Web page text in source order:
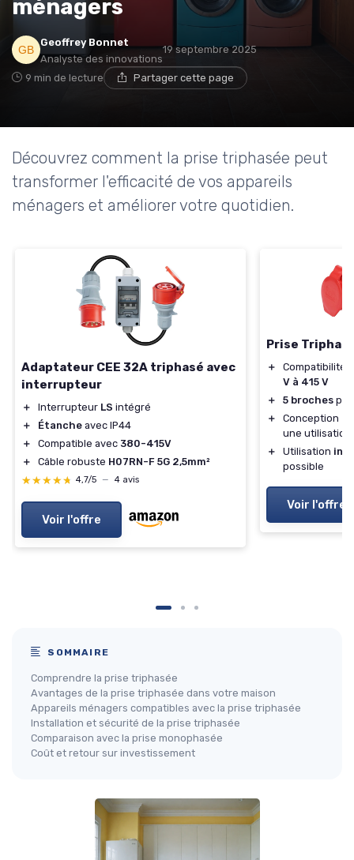
ménagers
Geoffrey Bonnet
Analyste des innovations
19 septembre 2025
9 min de lecture Partager cette page
Découvrez comment la prise triphasée peut
transformer l'efficacité de vos appareils
ménagers et améliorer votre quotidien.
Adaptateur CEE 32A triphasé avec
interrupteur
＋ Interrupteur LS intégré
＋
Étanche avec IP44
＋
Compatible avec 380-415V
＋
Câble robuste H07RN-F 5G 2,5mm²
★★★★★
★★★★★ 4,7/5 — 4 avis
Voir l'offre
Prise
＋
Compatibilité
V à 415 V
＋
5 broches
＋
Conception
une
＋
Utilisation
possible
Voir l'offre
SOMMAIRE
Comprendre la prise triphasée
Avantages de la prise triphasée dans votre maison
Appareils ménagers compatibles avec la prise triphasée
Installation et sécurité de la prise triphasée
Comparaison avec la prise monophasée
Coût et retour sur investissement
* En m'inscrivant, j'accepte de recevoir la newsletter
d'Appareils Ménagers et les offres de ses partenaires.
Non merci, peut-être plus tard